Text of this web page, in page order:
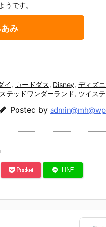
うです。
み
イ, カードダス, Disney, ディズニ
テッドワンダーランド, ツイステ
Posted by admin@mh@wp
Pocket LINE
【大鉄人17】
X-101S 大鉄
イト グラビト
イ】より202
7年3月発売予
【超電磁ロボ
ーV】超合金
コン・バトラ
ダイ】より20
27年2月発売